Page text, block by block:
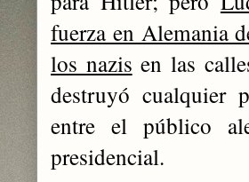
fuerza en Alemania
los nazis en las
destruyó cualquier
entre el público
presidencial.